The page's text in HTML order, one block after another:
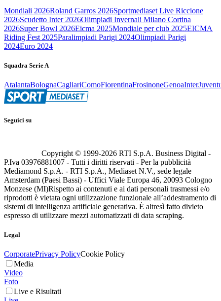
Mondiali 2026Roland Garros 2026Sportmediaset Live Riccione
2026Scudetto Inter 2026Olimpiadi Invernali Milano Cortina
2026Super Bowl 2026Eicma 2025Mondiale per club 2025EICMA
Riding Fest 2025Paralimpiadi Parigi 2024Olimpiadi Parigi
2024Euro 2024
Squadra Serie A
AtalantaBolognaCagliariComoFiorentinaFrosinoneGenoaInter
Seguici su
Copyright © 1999-2026 RTI S.p.A. Business Digital -
P.Iva 03976881007 - Tutti i diritti riservati - Per la pubblicità
Mediamond S.p.A. - RTI S.p.A., Mediaset N.V., sede legale
Amsterdam (Paesi Bassi) - Uffici Viale Europa 46, 20093 Cologno
Monzese (MI)Rispetto ai contenuti e ai dati personali trasmessi e/o
riprodotti è vietata ogni utilizzazione funzionale all’addestramento di
sistemi di intelligenza artificiale generativa. È altresì fatto divieto
espresso di utilizzare mezzi automatizzati di data scraping.
Legal
CorporatePrivacy PolicyCookie Policy
Media
Video
Foto
Live e Risultati